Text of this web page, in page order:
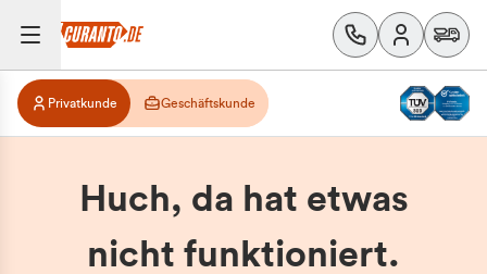
Privatkunde Geschäftskunde
Huch, da hat etwas
nicht funktioniert.